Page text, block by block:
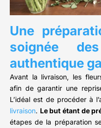
Une
soignée
authentique
Avant la livraison, les
afin de garantir une
L’idéal est de procéder à
livraison. Le but étant de
étapes de la préparation